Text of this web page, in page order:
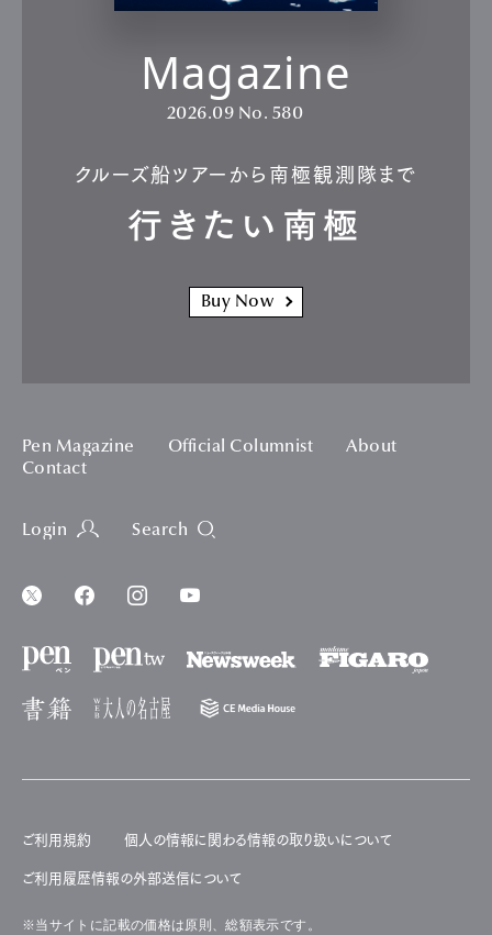
Magazine
2026.09 No. 580
クルーズ船ツアーから南極観測隊まで
行きたい南極
Buy Now
Pen Magazine Official Columnist
About
Contact
Login Search
ご利用規約 個人の情報に関わる情報の取り扱いについて
ご利用履歴情報の外部送信について
※当サイトに記載の価格は原則、総額表示です。